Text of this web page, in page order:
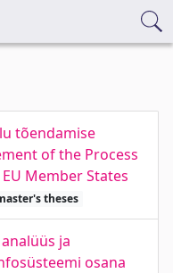
tõendamise
of the Process
Member States
theses
ja
osana